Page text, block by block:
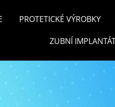
PROTETICKÉ VÝROBKY
ZUBNÍ